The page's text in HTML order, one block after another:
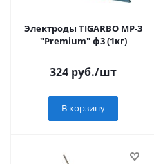
Электроды TIGARBO МР-3
"Premium" ф3 (1кг)
324 руб./шт
В корзину